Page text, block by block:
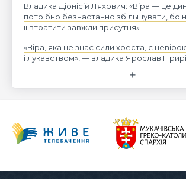
Владика Діонісій Ляхович: «Віра — це
потрібно безнастанно збільшувати, бо
її втратити завжди присутня»
«Віра, яка не знає сили хреста, є
і лукавством», — владика Ярослав